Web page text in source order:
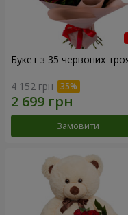
Букет з 35 червоних
4 152 грн
Замовити